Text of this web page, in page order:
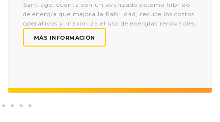
Santiago, cuenta con un avanzado sistema híbrido
de energía que mejora la fiabilidad, reduce los costos
operativos y maximiza el uso de energías renovables.
MÁS INFORMACIÓN